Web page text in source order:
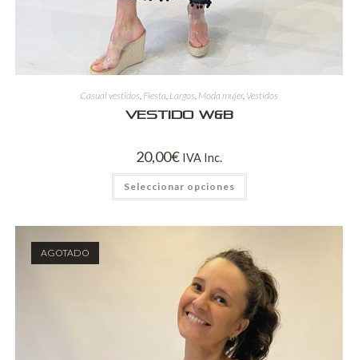
Casual vestidos Fiesta Largos Moda mujer, Vestidos
VESTIDO W&B
20,00€ IVA Inc.
Seleccionar opciones
AGOTADO